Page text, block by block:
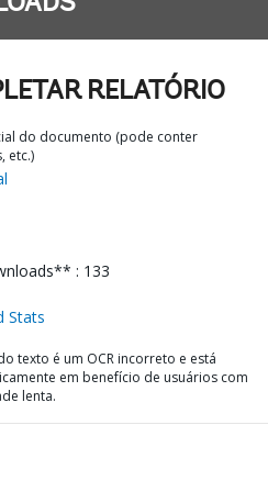
RELATÓRIO
do documento (pode conter
etc.)
: 133
Stats
texto é um OCR incorreto e está
em benefício de usuários com
lenta.